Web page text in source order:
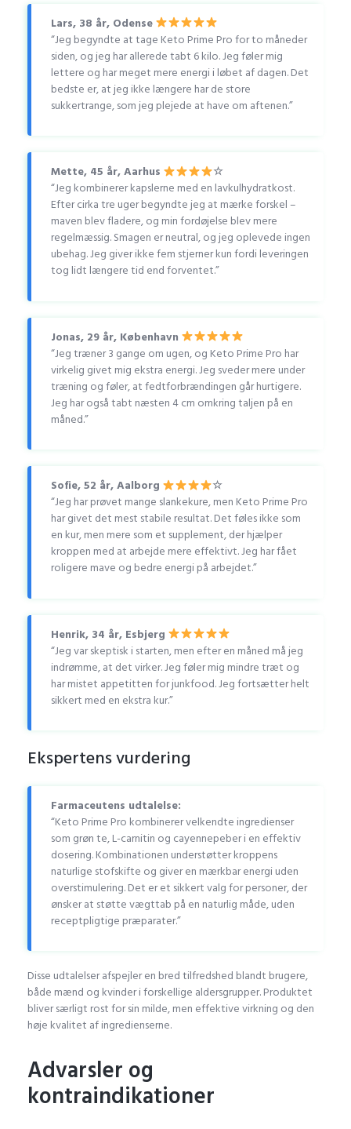
Lars, 38 år, Odense
“Jeg begyndte at tage Keto Prime Pro for to måneder
siden, og jeg har allerede tabt 6 kilo. Jeg føler mig
lettere og har meget mere energi i løbet af dagen. Det
bedste er, at jeg ikke længere har de store
sukkertrange, som jeg plejede at have om aftenen.”
Mette, 45 år, Aarhus
☆
“Jeg kombinerer kapslerne med en lavkulhydratkost.
Efter cirka tre uger begyndte jeg at mærke forskel –
maven blev fladere, og min fordøjelse blev mere
regelmæssig. Smagen er neutral, og jeg oplevede ingen
ubehag. Jeg giver ikke fem stjerner kun fordi leveringen
tog lidt længere tid end forventet.”
Jonas, 29 år, København
“Jeg træner 3 gange om ugen, og Keto Prime Pro har
virkelig givet mig ekstra energi. Jeg sveder mere under
træning og føler, at fedtforbrændingen går hurtigere.
Jeg har også tabt næsten 4 cm omkring taljen på en
måned.”
Sofie, 52 år, Aalborg
☆
“Jeg har prøvet mange slankekure, men Keto Prime Pro
har givet det mest stabile resultat. Det føles ikke som
en kur, men mere som et supplement, der hjælper
kroppen med at arbejde mere effektivt. Jeg har fået
roligere mave og bedre energi på arbejdet.”
Henrik, 34 år, Esbjerg
“Jeg var skeptisk i starten, men efter en måned må jeg
indrømme, at det virker. Jeg føler mig mindre træt og
har mistet appetitten for junkfood. Jeg fortsætter helt
sikkert med en ekstra kur.”
Ekspertens vurdering
Farmaceutens udtalelse:
“Keto Prime Pro kombinerer velkendte ingredienser
som grøn te, L-carnitin og cayennepeber i en effektiv
dosering. Kombinationen understøtter kroppens
naturlige stofskifte og giver en mærkbar energi uden
overstimulering. Det er et sikkert valg for personer, der
ønsker at støtte vægttab på en naturlig måde, uden
receptpligtige præparater.”
Disse udtalelser afspejler en bred tilfredshed blandt brugere,
både mænd og kvinder i forskellige aldersgrupper. Produktet
bliver særligt rost for sin milde, men effektive virkning og den
høje kvalitet af ingredienserne.
Advarsler og
kontraindikationer